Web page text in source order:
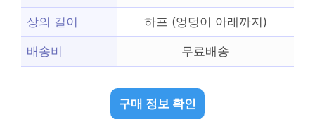
상의 길이 하프 (엉덩이 아래까지)
배송비 무료배송
구매 정보 확인